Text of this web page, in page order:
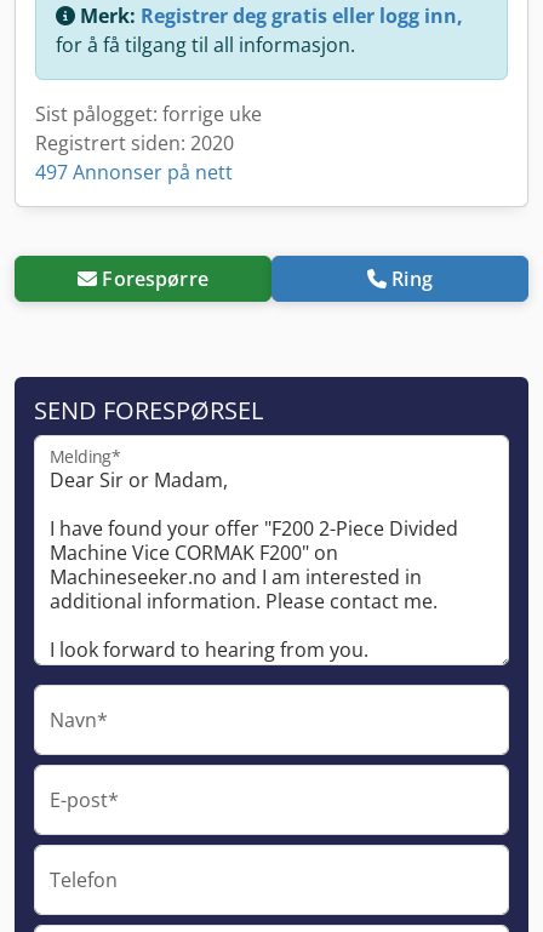
Merk: Registrer deg gratis eller logg inn,
for å få tilgang til all informasjon.
Sist pålogget: forrige uke
Registrert siden: 2020
497 Annonser på nett
Forespørre Ring
SEND FORESPØRSEL
Melding*
Navn*
E-post*
Telefon